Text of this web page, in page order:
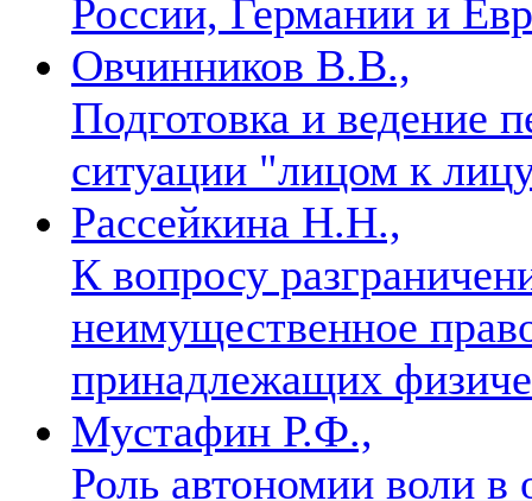
России, Германии и
Овчинников В.В.,
Подготовка и ведение
ситуации "лицом к
Рассейкина Н.Н.,
К вопросу
неимущественное
принадлежащих
Мустафин Р.Ф.,
Роль автономии воли в